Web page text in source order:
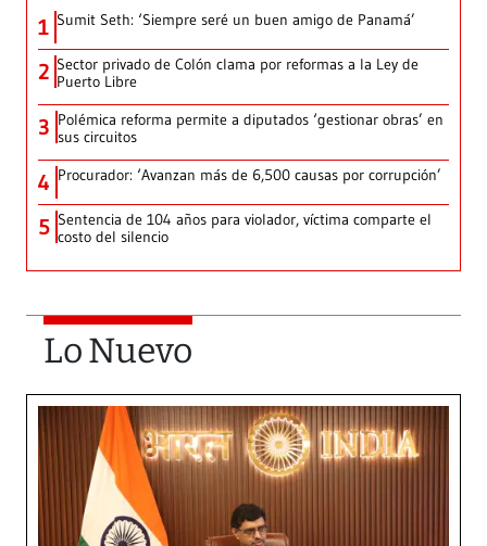
1 Sumit Seth: ‘Siempre seré un buen amigo de Panamá’
2 Sector privado de Colón clama por reformas a la Ley de
Puerto Libre
3 Polémica reforma permite a diputados ‘gestionar obras’ en
sus circuitos
4 Procurador: ‘Avanzan más de 6,500 causas por corrupción’
5 Sentencia de 104 años para violador, víctima comparte el
costo del silencio
Lo Nuevo